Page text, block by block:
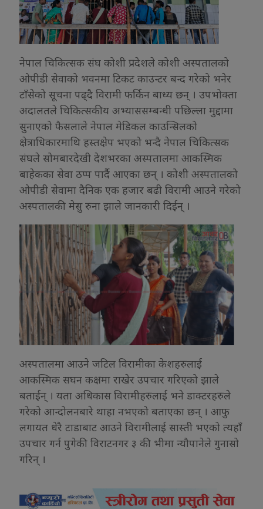
नेपाल चिकित्सक संघ कोशी प्रदेशले कोशी अस्पतालको
ओपीडी सेवाको भवनमा टिकट काउन्टर बन्द गरेको भनेर
टाँसेको सूचना पढ्दै विरामी फर्किन बाध्य छन् । उपभोक्ता
अदालतले चिकित्सकीय अभ्याससम्बन्धी पछिल्ला मुद्दामा
सुनाएको फैसलाले नेपाल मेडिकल काउन्सिलको
क्षेत्राधिकारमाथि हस्तक्षेप भएको भन्दै नेपाल चिकित्सक
संघले सोमबारदेखी देशभरका अस्पतालमा आकस्मिक
बाहेकका सेवा ठप्प पार्दै आएका छन् । कोशी अस्पतालको
ओपीडी सेवामा दैनिक एक हजार बढी विरामी आउने गरेको
अस्पतालकी मेसु रुना झाले जानकारी दिईन् ।
अस्पतालमा आउने जटिल विरामीका केशहरुलाई
आकस्मिक सघन कक्षमा राखेर उपचार गरिएको झाले
बताईन् । यता अधिकास विरामीहरुलाई भने डाक्टरहरुले
गरेको आन्दोलनबारे थाहा नभएको बताएका छन् । आफु
लगायत धेरै टाडाबाट आउने विरामीलाई सास्ती भएको त्यहाँ
उपचार गर्न पुगेकी विराटनगर ३ की भीमा न्यौपानेले गुनासो
गरिन् ।